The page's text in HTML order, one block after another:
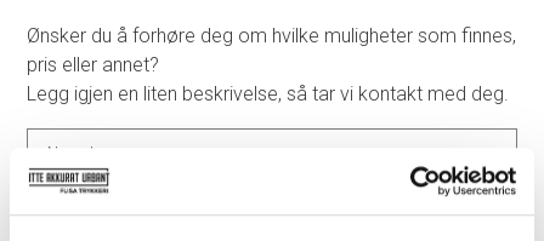
Ønsker du å forhøre deg om hvilke muligheter som finnes,
pris eller annet?
Legg igjen en liten beskrivelse, så tar vi kontakt med deg.